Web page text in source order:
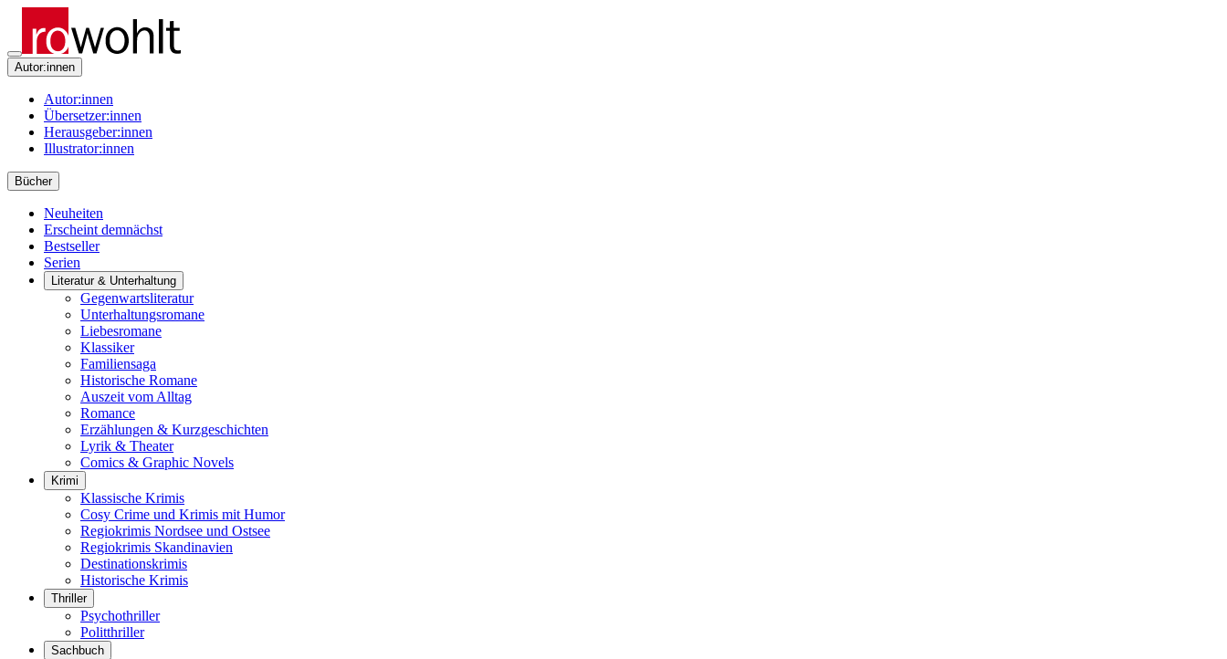
Autor:innen
Autor:innen
Übersetzer:innen
Herausgeber:innen
Illustrator:innen
Bücher
Neuheiten
Erscheint demnächst
Bestseller
Serien
Literatur & Unterhaltung
Gegenwartsliteratur
Unterhaltungsromane
Liebesromane
Klassiker
Familiensaga
Historische Romane
Auszeit vom Alltag
Romance
Erzählungen & Kurzgeschichten
Lyrik & Theater
Comics & Graphic Novels
Krimi
Klassische Krimis
Cosy Crime und Krimis mit Humor
Regiokrimis Nordsee und Ostsee
Regiokrimis Skandinavien
Destinationskrimis
Historische Krimis
Thriller
Psychothriller
Politthriller
Sachbuch